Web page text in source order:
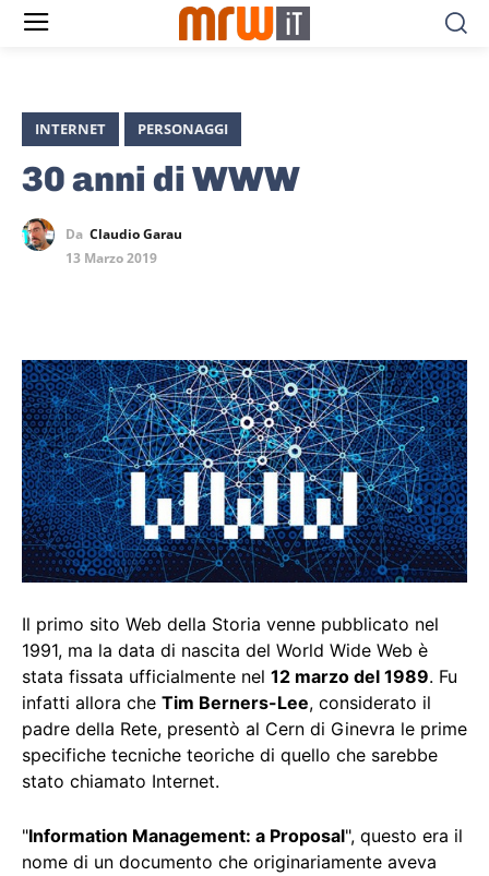
INTERNET PERSONAGGI
30 anni di WWW
Da Claudio Garau
13 Marzo 2019
Il primo sito Web della Storia venne pubblicato nel
1991, ma la data di nascita del World Wide Web è
stata fissata ufficialmente nel 12 marzo del 1989. Fu
infatti allora che Tim Berners-Lee, considerato il
padre della Rete, presentò al Cern di Ginevra le prime
specifiche tecniche teoriche di quello che sarebbe
stato chiamato Internet.
"Information Management: a Proposal", questo era il
nome di un documento che originariamente aveva